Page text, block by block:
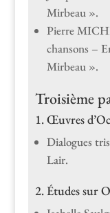
Mirbeau ».
Pierre
chan­sons –
Mirbeau ».
Troisième
1. Œuvres
Dia­logues
Lair.
2. Études sur